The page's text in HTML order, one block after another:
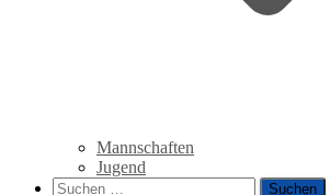
Mannschaften
Jugend
Suche